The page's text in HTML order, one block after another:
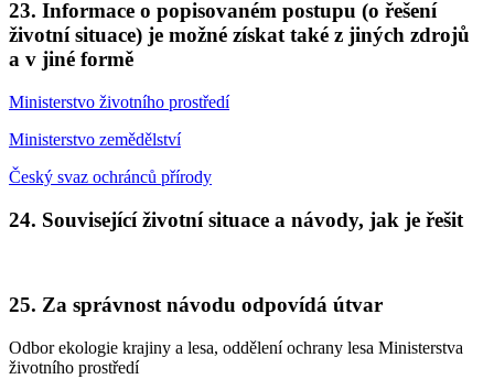
23. Informace o popisovaném postupu (o řešení
životní situace) je možné získat také z jiných zdrojů
a v jiné formě
Ministerstvo životního prostředí
Ministerstvo zemědělství
Český svaz ochránců přírody
24. Související životní situace a návody, jak je řešit
25. Za správnost návodu odpovídá útvar
Odbor ekologie krajiny a lesa, oddělení ochrany lesa Ministerstva
životního prostředí